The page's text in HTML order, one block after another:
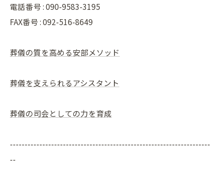
電話番号 : 090-9583-3195
FAX番号 : 092-516-8649
葬儀の質を高める安部メソッド
葬儀を支えられるアシスタント
葬儀の司会としての力を育成
--------------------------------------------------------------------
--